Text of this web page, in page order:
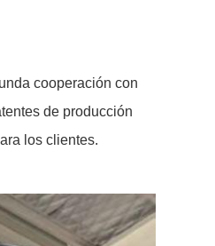
cooperación con
de producción
los clientes.